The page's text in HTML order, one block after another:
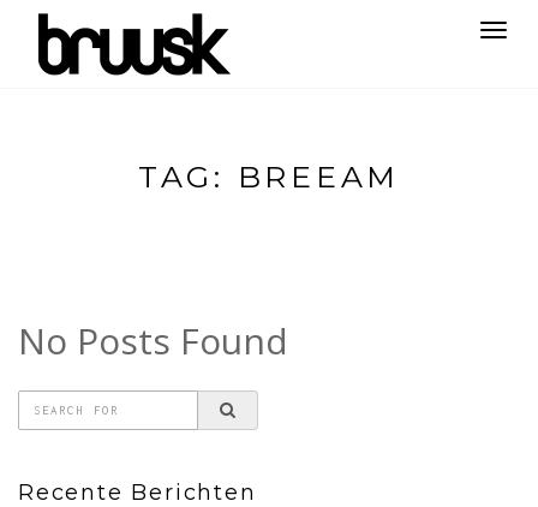
TAG: BREEAM
No Posts Found
Recente Berichten